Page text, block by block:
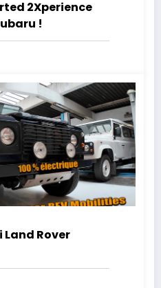
2Xperience
!
Land Rover